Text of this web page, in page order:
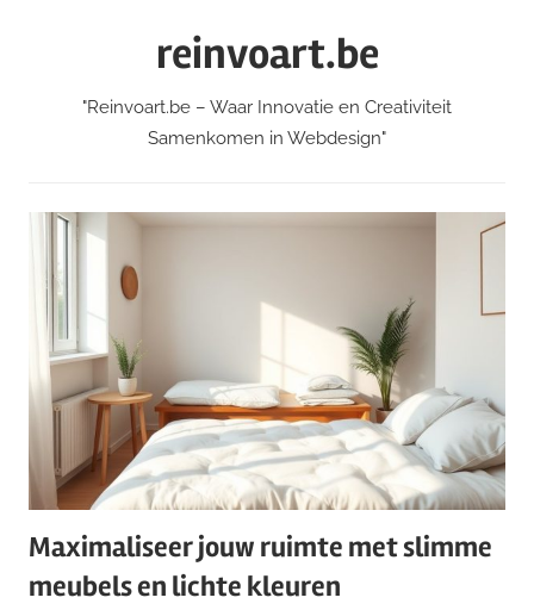
reinvoart.be
"Reinvoart.be – Waar Innovatie en Creativiteit
Samenkomen in Webdesign"
Maximaliseer jouw ruimte met slimme
meubels en lichte kleuren